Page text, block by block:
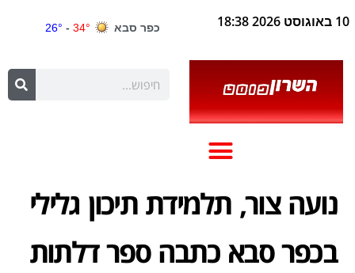
10 באוגוסט 2026 18:38
נועה צור, תלמידת תיכון גלילי
בכפר סבא כתבה ספר דלתות